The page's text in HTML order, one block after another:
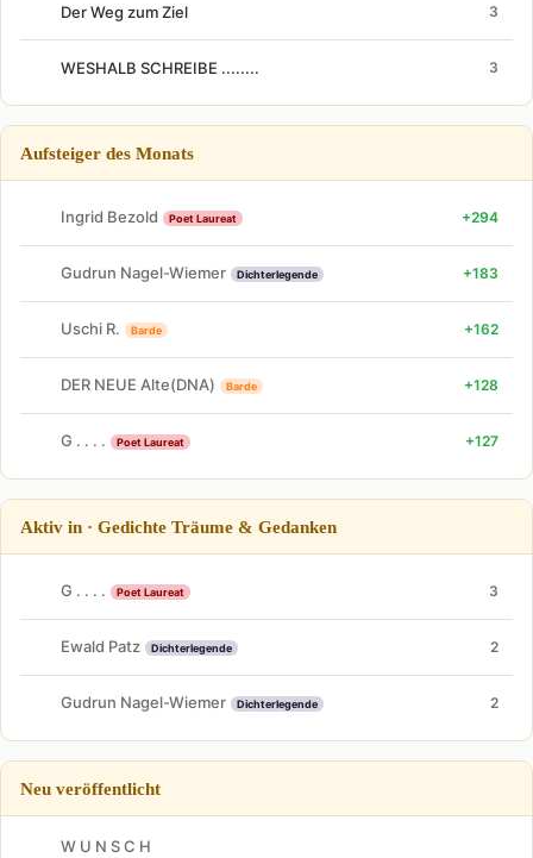
Der Weg zum Ziel 3
WESHALB SCHREIBE ........ 3
Aufsteiger des Monats
Ingrid Bezold Poet Laureat +294
Gudrun Nagel-Wiemer Dichterlegende +183
Uschi R. Barde +162
DER NEUE Alte(DNA) Barde +128
G . . . . Poet Laureat +127
Aktiv in · Gedichte Träume & Gedanken
G . . . . Poet Laureat 3
Ewald Patz Dichterlegende 2
Gudrun Nagel-Wiemer Dichterlegende 2
Neu veröffentlicht
W U N S C H